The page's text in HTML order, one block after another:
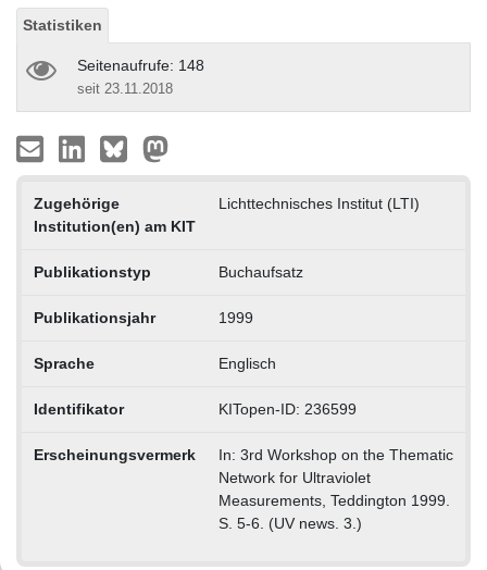
Statistiken
Seitenaufrufe: 148
seit 23.11.2018
Zugehörige
Institution(en) am KIT
Lichttechnisches Institut (LTI)
Publikationstyp Buchaufsatz
Publikationsjahr 1999
Sprache Englisch
Identifikator KITopen-ID: 236599
Erscheinungsvermerk
In: 3rd Workshop on the Thematic
Network for Ultraviolet
Measurements, Teddington 1999.
S. 5-6. (UV news. 3.)